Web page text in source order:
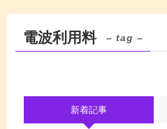
電波利用料 – tag –
新着記事